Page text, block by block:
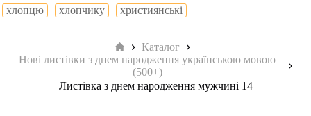
хлопцю
хлопчику християнські
Головна
Каталог
Нові листівки з днем народження українською мовою
(500+)
Листівка з днем народження мужчині 14